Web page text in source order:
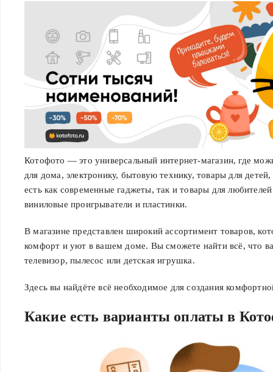
Котофото — это универсальный интернет-магазин, где
для дома, электронику, бытовую технику, товары для
есть как современные гаджеты, так и товары для
виниловые проигрыватели и пластинки.
В магазине представлен широкий ассортимент товаров,
комфорт и уют в вашем доме. Вы сможете найти всё, что
телевизор, пылесос или детская игрушка.
Здесь вы найдёте всё необходимое для создания
Какие есть варианты оплаты в